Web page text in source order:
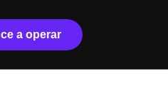
a operar